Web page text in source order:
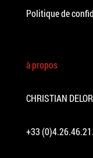
Politique de
à propos
CHRISTIAN
+33